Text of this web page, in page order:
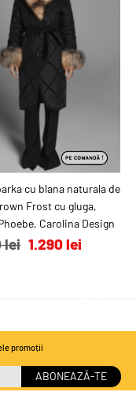
ADAUGĂ ÎN COŞ
cu blana naturala de
Frost cu gluga,
Carolina Design
lei 1.290 lei
promoții
ABONEAZĂ-TE